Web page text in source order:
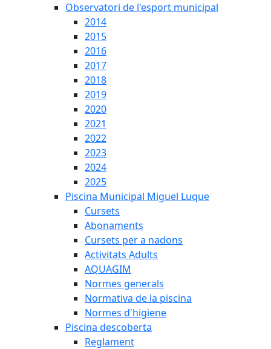
Observatori de l'esport municipal
2014
2015
2016
2017
2018
2019
2020
2021
2022
2023
2024
2025
Piscina Municipal Miguel Luque
Cursets
Abonaments
Cursets per a nadons
Activitats Adults
AQUAGIM
Normes generals
Normativa de la piscina
Normes d'higiene
Piscina descoberta
Reglament